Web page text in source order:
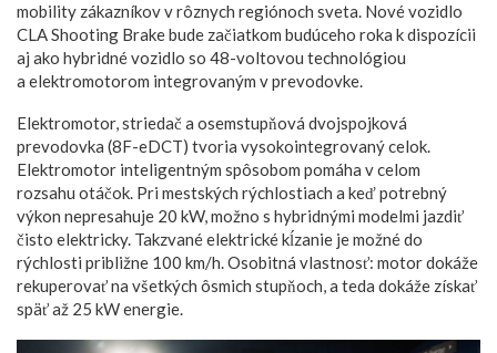
mobility zákazníkov v rôznych regiónoch sveta. Nové vozidlo
CLA Shooting Brake bude začiatkom budúceho roka k dispozícii
aj ako hybridné vozidlo so 48-voltovou technológiou
a elektromotorom integrovaným v prevodovke.
Elektromotor, striedač a osemstupňová dvojspojková
prevodovka (8F-eDCT) tvoria vysokointegrovaný celok.
Elektromotor inteligentným spôsobom pomáha v celom
rozsahu otáčok. Pri mestských rýchlostiach a keď potrebný
výkon nepresahuje 20 kW, možno s hybridnými modelmi jazdiť
čisto elektricky. Takzvané elektrické kĺzanie je možné do
rýchlosti približne 100 km/h. Osobitná vlastnosť: motor dokáže
rekuperovať na všetkých ôsmich stupňoch, a teda dokáže získať
späť až 25 kW energie.